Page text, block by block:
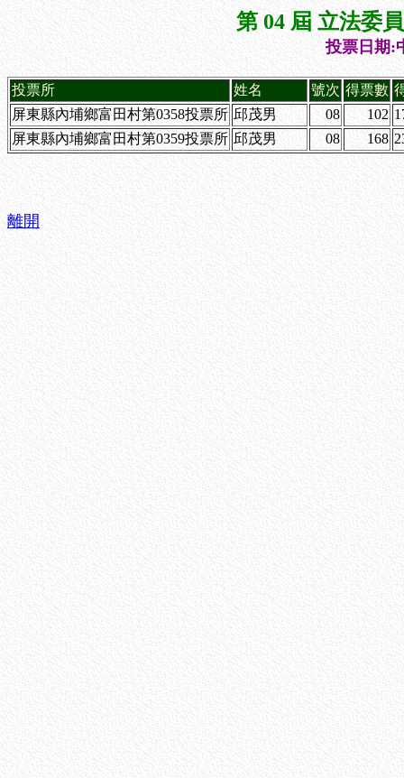
第 04 屆 立法委
投票日期:
投票所 姓名 號次 得票數
屏東縣內埔鄉富田村第0358投票所 邱茂男 08 102
屏東縣內埔鄉富田村第0359投票所 邱茂男 08 168
離開